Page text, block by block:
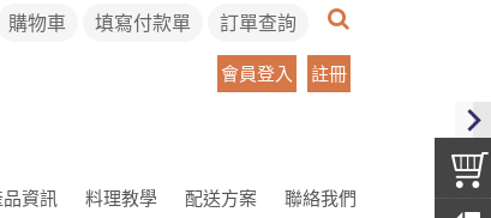
購物車 填寫付款單 訂單查詢
會員登入 註冊
品資訊 料理教學 配送方案 聯絡我們